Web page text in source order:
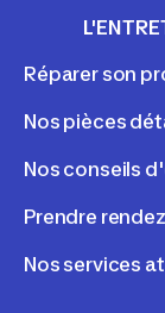
Réparer son
Nos pièces
Nos conseils
Prendre
Nos services